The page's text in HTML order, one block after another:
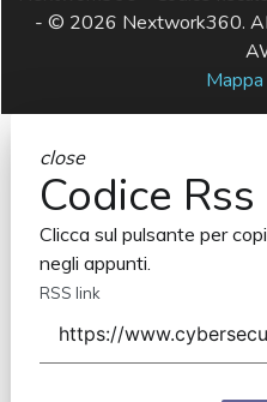
- © 2026 Nextwork360.
close
Codice Rss
Clicca sul pulsante per
negli appunti.
RSS link